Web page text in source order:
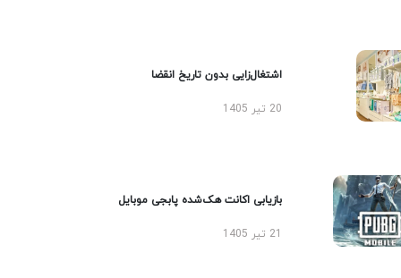
اشتغال‌زایی بدون تاریخ انقضا
20 تیر 1405
بازیابی اکانت هک‌شده پابجی موبایل